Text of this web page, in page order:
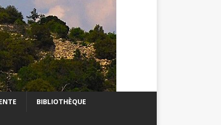
BIBLIOTHÈQUE